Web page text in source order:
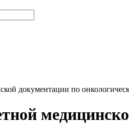
документации по